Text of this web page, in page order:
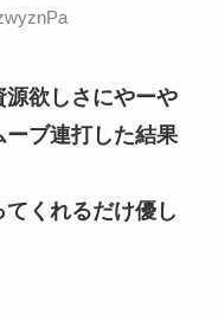
源欲しさにやーや
ブ連打した結果
くれるだけ優し